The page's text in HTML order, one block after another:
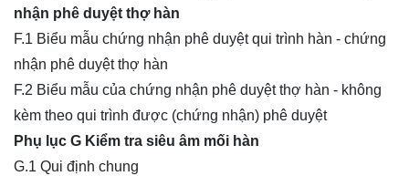
nhận phê duyệt thợ hàn
F.1 Biểu mẫu chứng nhận phê duyệt qui trình hàn - chứng
nhận phê duyệt thợ hàn
F.2 Biểu mẫu của chứng nhận phê duyệt thợ hàn - không
kèm theo qui trình được (chứng nhận) phê duyệt
Phụ lục G Kiểm tra siêu âm mối hàn
G.1 Qui định chung